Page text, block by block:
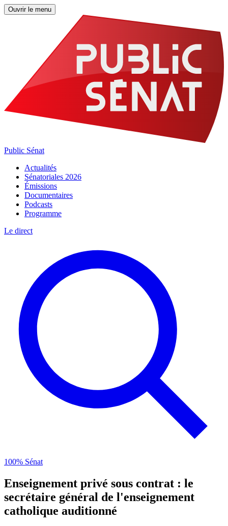
Ouvrir le menu
Public Sénat
Actualités
Sénatoriales 2026
Émissions
Documentaires
Podcasts
Programme
Le direct
100% Sénat
Enseignement privé sous contrat : le
secrétaire général de l'enseignement
catholique auditionné